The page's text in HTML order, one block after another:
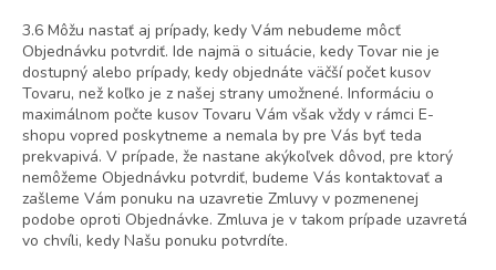
3.6 Môžu nastať aj prípady, kedy Vám nebudeme môcť
Objednávku potvrdiť. Ide najmä o situácie, kedy Tovar nie je
dostupný alebo prípady, kedy objednáte väčší počet kusov
Tovaru, než koľko je z našej strany umožnené. Informáciu o
maximálnom počte kusov Tovaru Vám však vždy v rámci E-
shopu vopred poskytneme a nemala by pre Vás byť teda
prekvapivá. V prípade, že nastane akýkoľvek dôvod, pre ktorý
nemôžeme Objednávku potvrdiť, budeme Vás kontaktovať a
zašleme Vám ponuku na uzavretie Zmluvy v pozmenenej
podobe oproti Objednávke. Zmluva je v takom prípade uzavretá
vo chvíli, kedy Našu ponuku potvrdíte.